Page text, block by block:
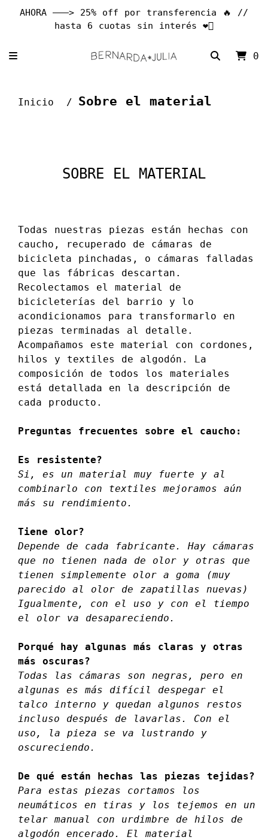
AHORA ———> 25% off por transferencia 🔥 //
hasta 6 cuotas sin interés ❤️‍🔥
0
Inicio Sobre el material
SOBRE EL MATERIAL
Todas nuestras piezas están hechas con
caucho, recuperado de cámaras de
bicicleta pinchadas, o cámaras falladas
que las fábricas descartan.
Recolectamos el material de
bicicleterías del barrio y lo
acondicionamos para transformarlo en
piezas terminadas al detalle.
Acompañamos este material con cordones,
hilos y textiles de algodón. La
composición de todos los materiales
está detallada en la descripción de
cada producto.
Preguntas frecuentes sobre el caucho:
Es resistente?
Si, es un material muy fuerte y al
combinarlo con textiles mejoramos aún
más su rendimiento.
Tiene olor?
Depende de cada fabricante. Hay cámaras
que no tienen nada de olor y otras que
tienen simplemente olor a goma (muy
parecido al olor de zapatillas nuevas)
Igualmente, con el uso y con el tiempo
el olor va desapareciendo.
Porqué hay algunas más claras y otras
más oscuras?
Todas las cámaras son negras, pero en
algunas es más difícil despegar el
talco interno y quedan algunos restos
incluso después de lavarlas. Con el
uso, la pieza se va lustrando y
oscureciendo.
De qué están hechas las piezas tejidas?
Para estas piezas cortamos los
neumáticos en tiras y los tejemos en un
telar manual con urdimbre de hilos de
algodón encerado. El material